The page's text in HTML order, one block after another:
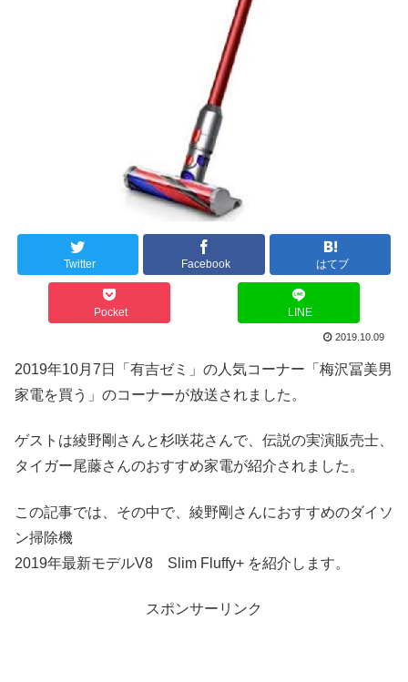
Twitter Facebook はてブ
Pocket LINE
2019.10.09
2019年10月7日「有吉ゼミ」の人気コーナー「梅沢冨美男
家電を買う」のコーナーが放送されました。
ゲストは綾野剛さんと杉咲花さんで、伝説の実演販売士、
タイガー尾藤さんのおすすめ家電が紹介されました。
この記事では、その中で、綾野剛さんにおすすめのダイソ
ン掃除機
2019年最新モデルV8 Slim Fluffy+ を紹介します。
スポンサーリンク